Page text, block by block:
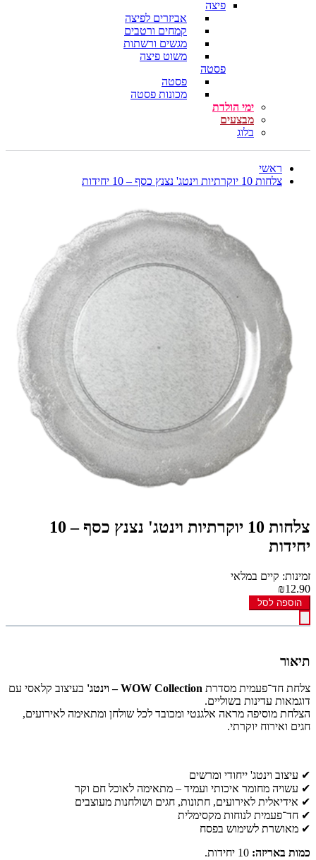
פיצה
אביזרים לפיצה
קמחים ורטבים
מגשים ורשתות
משוט פיצה
פסטה
פסטה
מכונות פסטה
ימי הולדת
מבצעים
בלוג
ראשי
צלחות 10 יוקרתיות וינטג' נצנץ כסף – 10 יחידות
צלחות 10 יוקרתיות וינטג' נצנץ כסף – 10
יחידות
זמינות: קיים במלאי
₪12.90
הוספה לסל
תיאור
צלחת חד־פעמית מסדרת WOW Collection – וינטג'
בעיצוב קלאסי עם
דוגמאות עדינות בשוליים.
הצלחת מוסיפה מראה אלגנטי ומכובד לכל שולחן ומתאימה לאירועים,
חגים ואירוח יוקרתי.
✔ עיצוב וינטג' ייחודי ומרשים
✔ עשויה מחומר איכותי ועמיד – מתאימה לאוכל חם וקר
✔ אידיאלית לאירועים, חתונות, חגים ושולחנות מעוצבים
✔ חד־פעמית לנוחות מקסימלית
✔ מאושרת לשימוש בפסח
כמות באריזה: